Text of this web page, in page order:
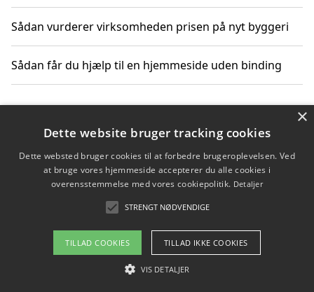
Sådan vurderer virksomheden prisen på nyt byggeri
Sådan får du hjælp til en hjemmeside uden binding
Copyright 2026 - Pilanto Aps
Om / kontakt
Blog Betingelser
×
Dette website bruger tracking cookies
Dette websted bruger cookies til at forbedre brugeroplevelsen. Ved
at bruge vores hjemmeside accepterer du alle cookies i
overensstemmelse med vores cookiepolitik. Detaljer
STRENGT NØDVENDIGE
TILLAD COOKIES TILLAD IKKE COOKIES
VIS DETALJER